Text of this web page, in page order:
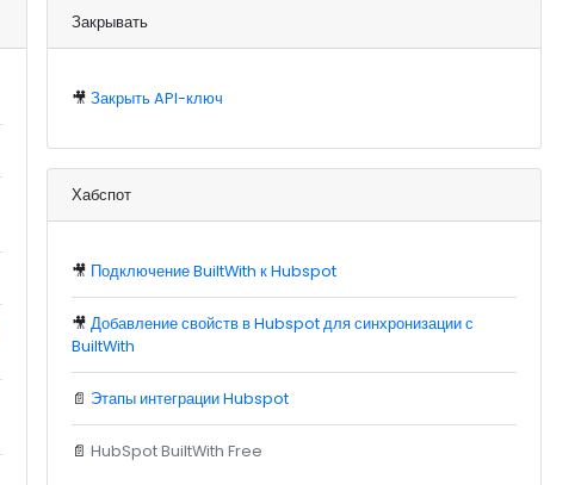
Закрывать
🎥 Закрыть API-ключ
Хабспот
🎥 Подключение BuiltWith к Hubspot
🎥 Добавление свойств в Hubspot для синхронизации с
BuiltWith
📄 Этапы интеграции Hubspot
📄 HubSpot BuiltWith Free